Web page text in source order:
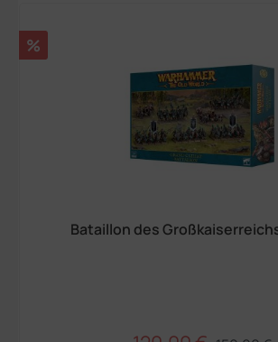
Rabatt
%
Bataillon des